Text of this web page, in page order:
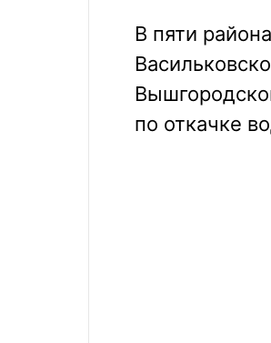
В пяти
по откачке